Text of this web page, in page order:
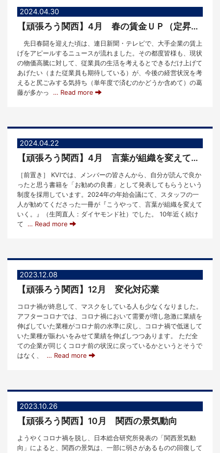
2024.04.30
【頑張ろう関西】4月 春の賃金ＵＰ（定昇・ベースアップ）と中小企業経営
先日春闘を迎えた頃は、連日新聞・テレビで、大手企業の賃上
げをアピールするニュースが流れました。その都度皆様も、現状
の物価高騰に対して、従業員の生活を考えるとできるだけ上げて
あげたい（また従業員も期待している）が、今後の経営状況を考
えると尻ごみする気持ち（単年度で済むのかどうか含めて）の葛
藤が多かっ … Read more
2024.04.22
【頑張ろう関西】4月 言葉が組織を変えていく
［前置き］ KVIでは、メンバーの皆さんから、自分が読んで良か
ったと思う書籍を「お勧めの良書」として発表してもらうという
制度を採用しています。2024年の年始会議にて、スタッフの一
人が勧めてくださった一冊が『こうやって、言葉が組織を変えて
いく。』（生岡直人：ダイヤモンド社）でした。 10年近く続け
て … Read more
2023.12.08
【頑張ろう関西】12月 変化対応業
コロナ禍が終息して、マスクをしている人も少なくなりました。
アフターコロナでは、コロナ禍において需要が増し急激に業績を
伸ばしていた業種がコロナ前の水準に戻し、コロナ禍で低迷して
いた業種が賑わいをみせて業績を伸ばしつつあります。 ただ全
ての企業が同じくコロナ前の状況に戻っているかというとそうで
はなく、 … Read more
2023.10.26
【頑張ろう関西】10月 関西の景気動向
ようやくコロナ禍を脱し、日本総合研究所発表の「関西景気動
向」によると、関西の景気は、一部に弱さがあるものの回復して